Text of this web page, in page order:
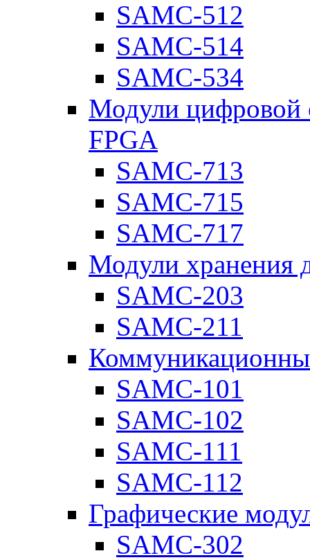
SAMC-512
SAMC-514
SAMC-534
Модули цифровой
FPGA
SAMC-713
SAMC-715
SAMC-717
Модули хранения
SAMC-203
SAMC-211
SAMC-101
SAMC-102
SAMC-111
SAMC-112
Графические
SAMC-302